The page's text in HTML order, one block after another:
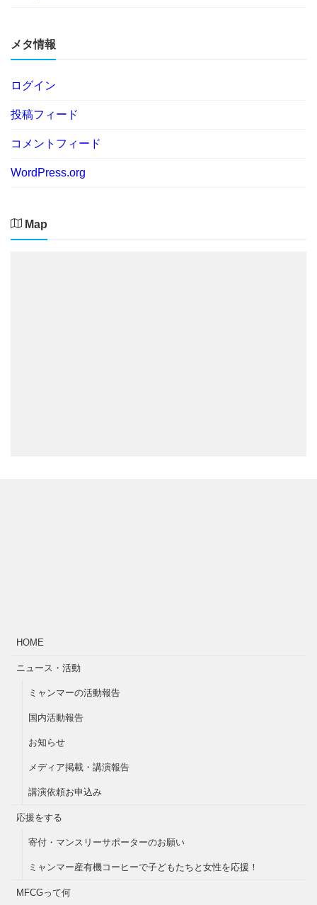
メタ情報
ログイン
投稿フィード
コメントフィード
WordPress.org
Map
HOME
ニュース・活動
ミャンマーの活動報告
国内活動報告
お知らせ
メディア掲載・講演報告
講演依頼お申込み
応援をする
寄付・マンスリーサポーターのお願い
ミャンマー産有機コーヒーで子どもたちと女性を応援！
MFCGって何